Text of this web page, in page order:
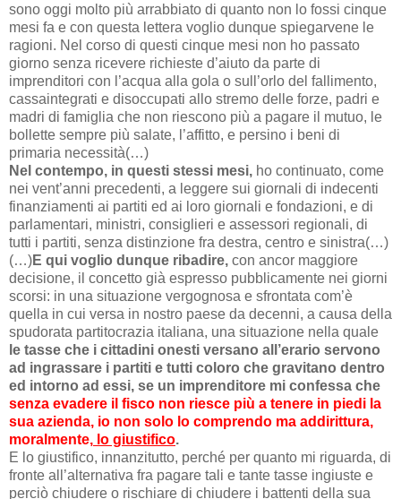
sono oggi molto più arrabbiato di quanto non lo fossi cinque
mesi fa e con questa lettera voglio dunque spiegarvene le
ragioni. Nel corso di questi cinque mesi non ho passato
giorno senza ricevere richieste d’aiuto da parte di
imprenditori con l’acqua alla gola o sull’orlo del fallimento,
cassaintegrati e disoccupati allo stremo delle forze, padri e
madri di famiglia che non riescono più a pagare il mutuo, le
bollette sempre più salate, l’affitto, e persino i beni di
primaria necessità(…)
Nel contempo, in questi stessi mesi, ho continuato, come
nei vent’anni precedenti, a leggere sui giornali di indecenti
finanziamenti ai partiti ed ai loro giornali e fondazioni, e di
parlamentari, ministri, consiglieri e assessori regionali, di
tutti i partiti, senza distinzione fra destra, centro e sinistra(…)
(…)E qui voglio dunque ribadire, con ancor maggiore
decisione, il concetto già espresso pubblicamente nei giorni
scorsi: in una situazione vergognosa e sfrontata com’è
quella in cui versa in nostro paese da decenni, a causa della
spudorata partitocrazia italiana, una situazione nella quale
le tasse che i cittadini onesti versano all’erario servono
ad ingrassare i partiti e tutti coloro che gravitano dentro
ed intorno ad essi, se un imprenditore mi confessa che
senza evadere il fisco non riesce più a tenere in piedi la
sua azienda, io non solo lo comprendo ma addirittura,
moralmente, lo giustifico.
E lo giustifico, innanzitutto, perché per quanto mi riguarda, di
fronte all’alternativa fra pagare tali e tante tasse ingiuste e
perciò chiudere o rischiare di chiudere i battenti della sua